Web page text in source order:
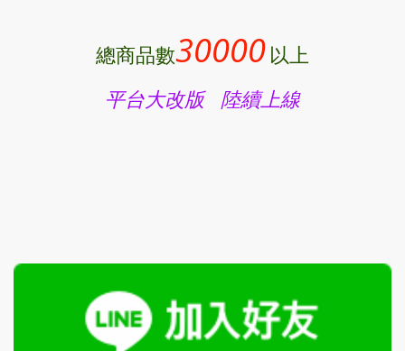
總商品數30000 以上
平台大改版 陸續上線